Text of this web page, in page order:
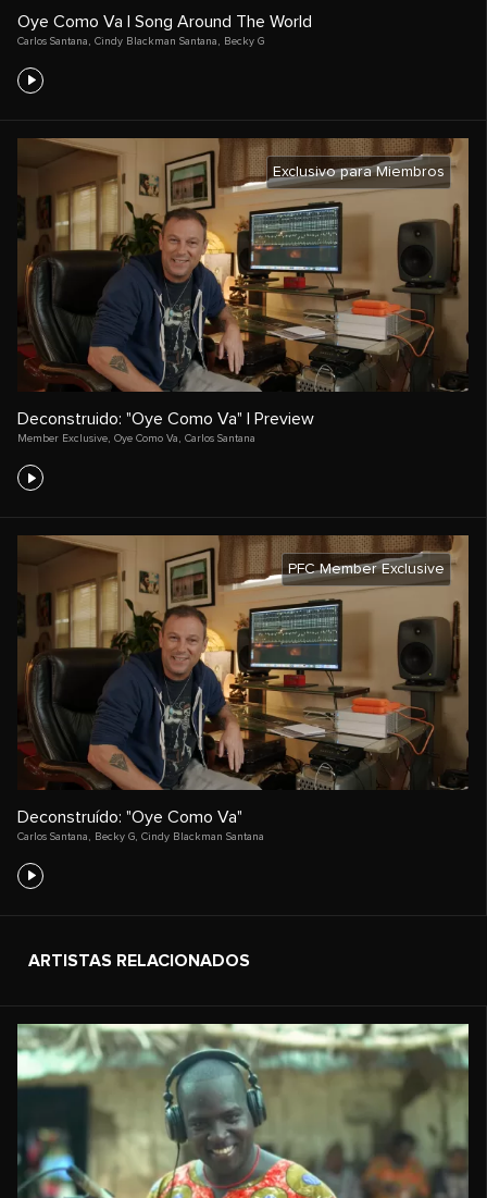
Oye Como Va | Song Around The World
Carlos Santana Cindy Blackman Santana Becky G
Exclusivo para Miembros
Deconstruido: "Oye Como Va" | Preview
Member Exclusive, Oye Como Va , Carlos Santana
PFC Member Exclusive
Deconstruído: "Oye Como Va"
Carlos Santana Becky G Cindy Blackman Santana
ARTISTAS RELACIONADOS